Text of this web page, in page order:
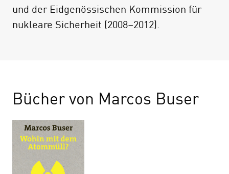
und der Eidgenössischen Kommission für
nukleare Sicherheit (2008–2012).
Bücher von Marcos Buser